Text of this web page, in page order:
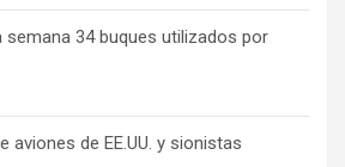
semana 34 buques utilizados por
aviones de EE.UU. y sionistas